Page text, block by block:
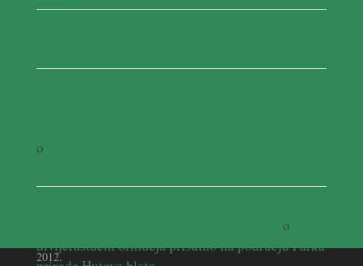
o
o
divljerastućih orhideja prisutno na području Parka
2012.